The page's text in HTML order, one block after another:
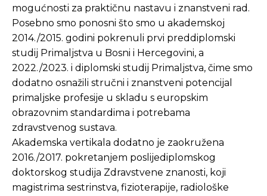
mogućnosti za praktičnu nastavu i znanstveni rad.
Posebno smo ponosni što smo u akademskoj
2014./2015. godini pokrenuli prvi preddiplomski
studij Primaljstva u Bosni i Hercegovini, a
2022./2023. i diplomski studij Primaljstva, čime smo
dodatno osnažili stručni i znanstveni potencijal
primaljske profesije u skladu s europskim
obrazovnim standardima i potrebama
zdravstvenog sustava.
Akademska vertikala dodatno je zaokružena
2016./2017. pokretanjem poslijediplomskog
doktorskog studija Zdravstvene znanosti, koji
magistrima sestrinstva, fizioterapije, radiološke